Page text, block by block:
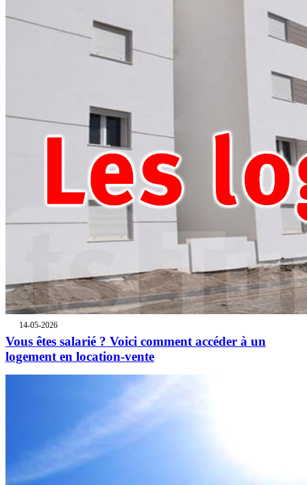
14-05-2026
Vous êtes salarié ? Voici comment accéder à un
logement en location-vente